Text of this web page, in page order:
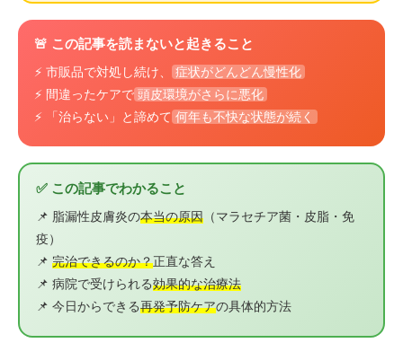
🚨 この記事を読まないと起きること
⚡ 市販品で対処し続け、
症状がどんどん慢性化
⚡ 間違ったケアで 頭皮環境がさらに悪化
⚡ 「治らない」と諦めて 何年も不快な状態が続く
✅ この記事でわかること
📌 脂漏性皮膚炎の本当の原因 （マラセチア菌・皮脂・免
疫）
📌 完治できるのか？正直な答え
📌 病院で受けられる効果的な治療法
📌 今日からできる再発予防ケアの具体的方法